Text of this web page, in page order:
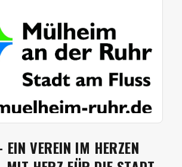
VEREIN IM HERZEN